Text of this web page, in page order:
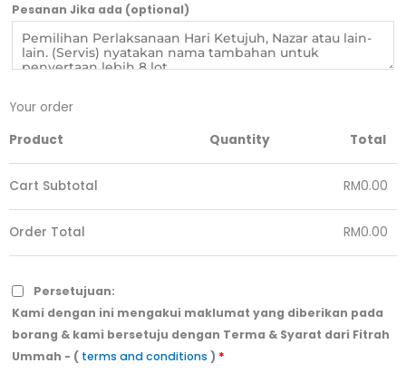
Pesanan Jika ada (optional)
Your order
Product
Quantity Total
Cart Subtotal RM0.00
Order Total RM0.00
Persetujuan:
Kami dengan ini mengakui maklumat yang diberikan pada
borang & kami bersetuju dengan Terma & Syarat dari Fitrah
Ummah - ( terms and conditions ) *